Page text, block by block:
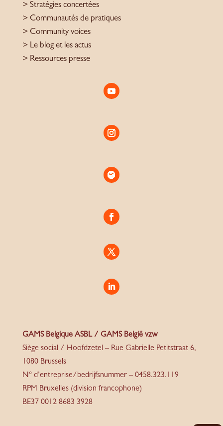
> Stratégies concertées
> Communautés de pratiques
> Community voices
> Le blog et les actus
> Ressources presse
GAMS Belgique ASBL / GAMS België vzw
Siège social / Hoofdzetel – Rue Gabrielle Petitstraat 6,
1080 Brussels
N° d’entreprise/bedrijfsnummer – 0458.323.119
RPM Bruxelles (division francophone)
BE37 0012 8683 3928